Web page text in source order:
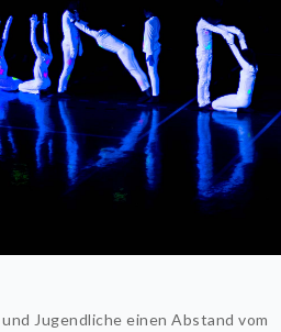
Jugendliche einen Abstand vom